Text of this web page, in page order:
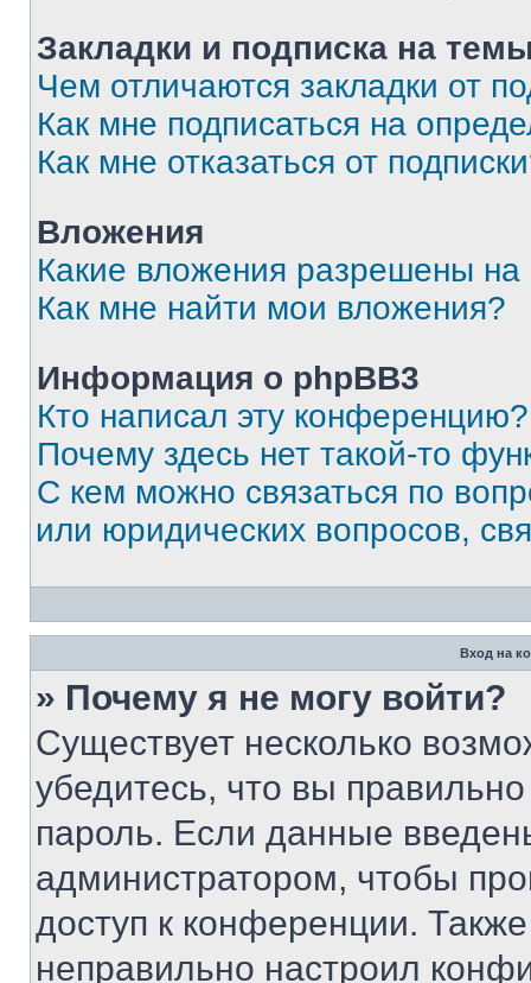
Закладки и подписка на
Чем отличаются закладки от
Как мне подписаться на
Как мне отказаться от
Вложения
Какие вложения разрешены
Как мне найти мои вложения?
Информация о phpBB3
Кто написал эту конференцию?
Почему здесь нет такой-то
С кем можно связаться по
или юридических вопросов,
Вход на
» Почему я не могу войти?
Существует несколько
убедитесь, что вы
пароль. Если данные
администратором, чтобы
доступ к конференции.
неправильно настроил